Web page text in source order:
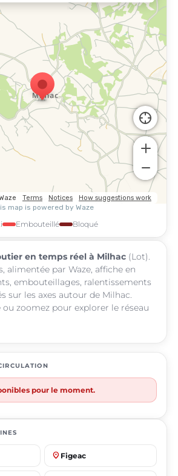
Embouteillé Bloqué
en temps réel à Milhac (Lot).
alimentée par Waze, affiche en
embouteillages, ralentissements
sur les axes autour de Milhac.
ou zoomez pour explorer le réseau
pour le moment.
place Figeac